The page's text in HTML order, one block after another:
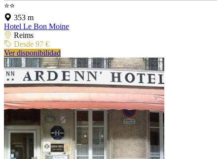
⭐⭐
353 m
Hotel Le Bon Moine
Reims
Desde 97 €
Ver disponibilidad